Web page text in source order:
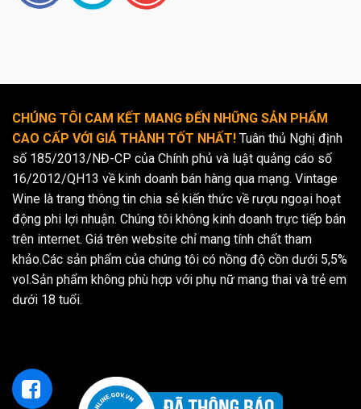
CHÚNG TÔI CAM KẾT MANG ĐẾN NHỮNG SẢN PHẨM
CAO CẤP VỚI GIÁ THÀNH TỐT NHẤT! Tuân thủ Nghị định
số 185/2013/NĐ-CP của Chính phủ và luật quảng cáo số
16/2012/QH13 về kinh doanh bán hàng qua mạng. Vintage
Wine là trang thông tin chia sẻ kiến thức về rượu ngoại hoạt
động phi lợi nhuận. Chúng tôi không kinh doanh trực tiếp bán
trên internet. Giá trên website chỉ mang tính chất tham
khảo.Các sản phẩm của chúng tôi có nồng độ cồn dưới 5,5%
vol.Sản phẩm không phù hợp với phụ nữ mang thai và trẻ em
dưới 18 tuổi.